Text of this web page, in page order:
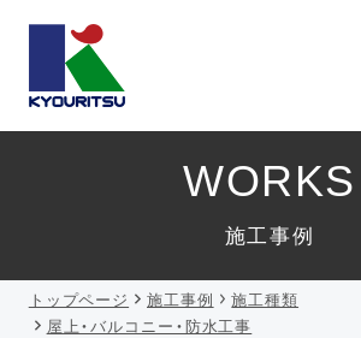
WORKS
施工事例
トップページ 施工事例
施工種類
屋上・バルコニー・防水工事